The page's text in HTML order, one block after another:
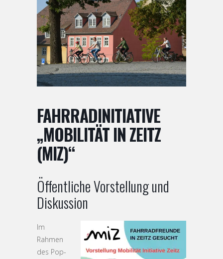
FAHRRADINITIATIVE
„MOBILITÄT IN ZEITZ
(MIZ)“
Öffentliche Vorstellung und
Diskussion
Im
Rahmen
des Pop-